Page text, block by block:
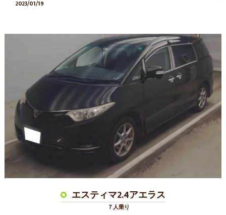
2023/01/19
エスティマ2.4アエラス
７人乗り